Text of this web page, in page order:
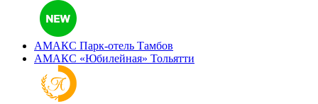
АМАКС Парк-отель Тамбов
АМАКС «‎Юбилейная» Тольятти